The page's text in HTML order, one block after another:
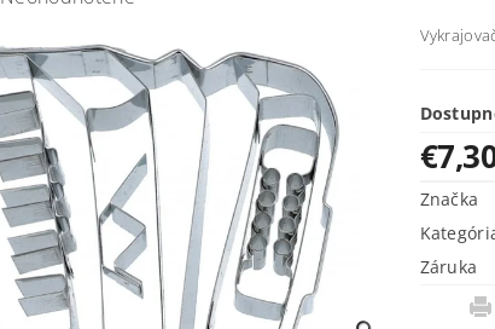
Značka
Záruka